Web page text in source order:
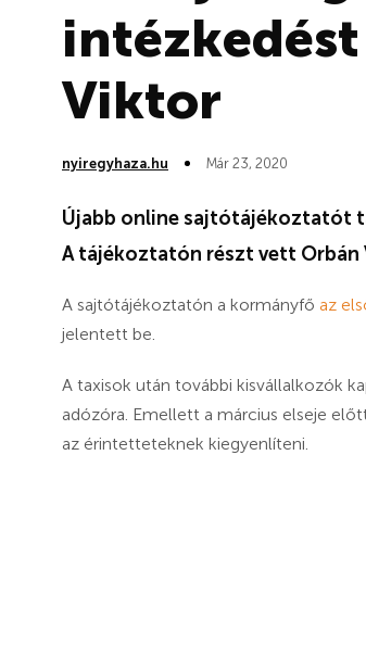
Viktor
nyiregyhaza.hu Már 23, 2020
Újabb online sajtótájékoztatót
A tájékoztatón részt vett
A sajtótájékoztatón a kormányfő az
jelentett be.
A taxisok után további kisvállalkozók
adózóra. Emellett a március elseje
az érintetteteknek kiegyenlíteni.